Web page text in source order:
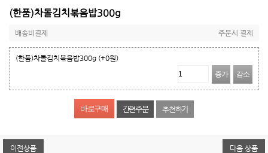
(한품)차돌김치볶음밥300g
배송비결제 주문시 결제
(한품)차돌김치볶음밥300g (+0원)
증가
감소
간편주문 추천하기
이전상품 다음 상품